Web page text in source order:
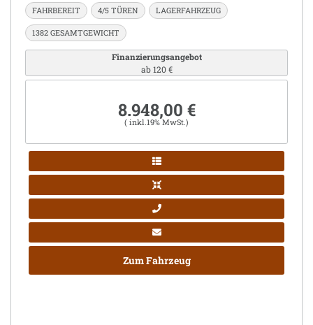
FAHRBEREIT 4/5 TÜREN LAGERFAHRZEUG
1382 GESAMTGEWICHT
Finanzierungsangebot
ab 120 €
8.948,00 €
( inkl.19% MwSt.)
Zum Fahrzeug